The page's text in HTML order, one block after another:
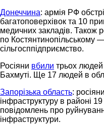
Донеччина: армія РФ
багатоповерхівок та 10
медичних закладів. Також
по Костянтинопільському
сільгосппідприємство.
Росіяни вбили трьох людей
Бахмуті. Ще 17 людей в
Запорізька область:
інфраструктуру в районі
повідомлень про
інфраструктури.